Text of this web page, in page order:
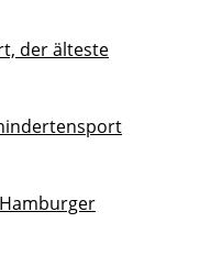
der älteste